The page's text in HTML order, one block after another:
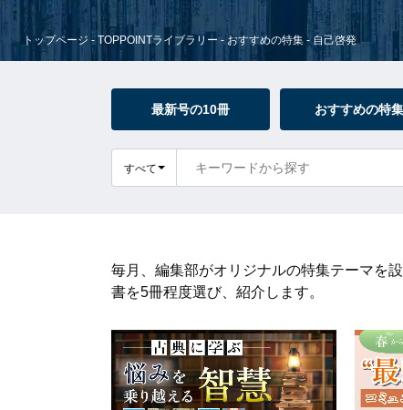
トップページ - TOPPOINTライブラリー -おすすめの特集 -自己啓発
最新号の10冊 おすすめの特集
すべて
毎月、編集部がオリジナルの特集テーマを
書を5冊程度選び、紹介します。